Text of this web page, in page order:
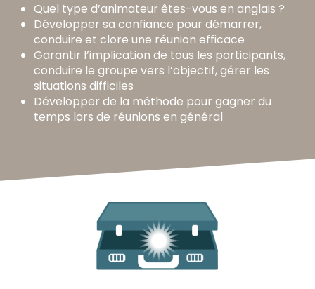
Quel type d’animateur êtes-vous en anglais ?
Développer sa confiance pour démarrer,
conduire et clore une réunion efficace
Garantir l’implication de tous les participants,
conduire le groupe vers l’objectif, gérer les
situations difficiles
Développer de la méthode pour gagner du
temps lors de réunions en général